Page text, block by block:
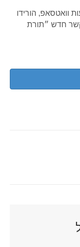
וואטסאפ, הורידו
קשר חדש ״תורת